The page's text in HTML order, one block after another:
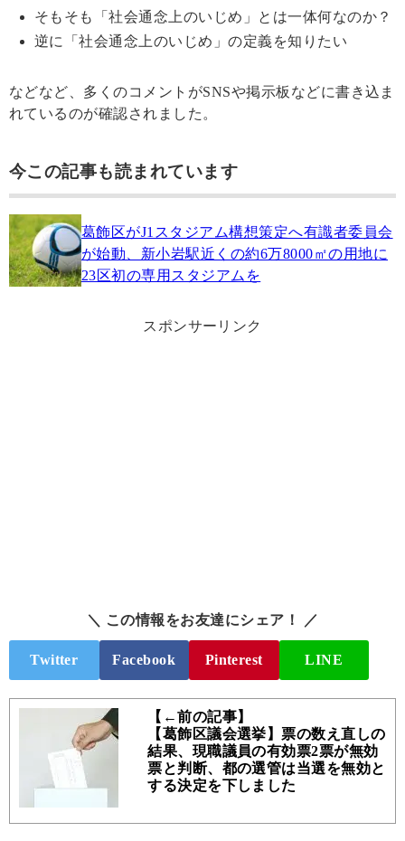
そもそも「社会通念上のいじめ」とは一体何なのか？
逆に「社会通念上のいじめ」の定義を知りたい
などなど、多くのコメントがSNSや掲示板などに書き込ま
れているのが確認されました。
今この記事も読まれています
葛飾区がJ1スタジアム構想策定へ有識者委員会
が始動、新小岩駅近くの約6万8000㎡の用地に
23区初の専用スタジアムを
スポンサーリンク
＼ この情報をお友達にシェア！ ／
Twitter Facebook Pinterest LINE
【←前の記事】
【葛飾区議会選挙】票の数え直しの
結果、現職議員の有効票2票が無効
票と判断、都の選管は当選を無効と
する決定を下しました